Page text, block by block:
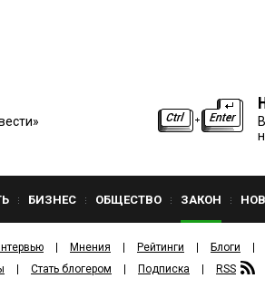
БИЗНЕС ОБЩЕСТВО ЗАКОН
Мнения Рейтинги Блоги
Стать блогером Подписка RSS